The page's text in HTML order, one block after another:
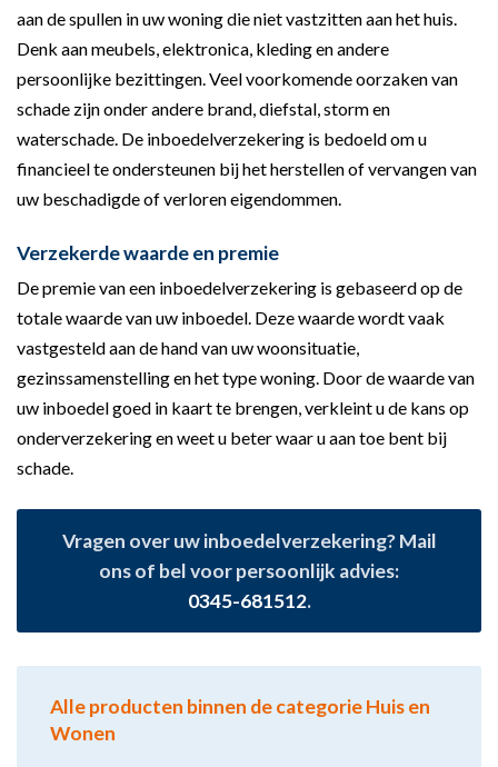
aan de spullen in uw woning die niet vastzitten aan het huis.
Denk aan meubels, elektronica, kleding en andere
persoonlijke bezittingen. Veel voorkomende oorzaken van
schade zijn onder andere brand, diefstal, storm en
waterschade. De inboedelverzekering is bedoeld om u
financieel te ondersteunen bij het herstellen of vervangen van
uw beschadigde of verloren eigendommen.
Verzekerde waarde en premie
De premie van een inboedelverzekering is gebaseerd op de
totale waarde van uw inboedel. Deze waarde wordt vaak
vastgesteld aan de hand van uw woonsituatie,
gezinssamenstelling en het type woning. Door de waarde van
uw inboedel goed in kaart te brengen, verkleint u de kans op
onderverzekering en weet u beter waar u aan toe bent bij
schade.
Vragen over uw inboedelverzekering? Mail
ons of bel voor persoonlijk advies:
0345-681512.
Alle producten binnen de categorie Huis en
Wonen